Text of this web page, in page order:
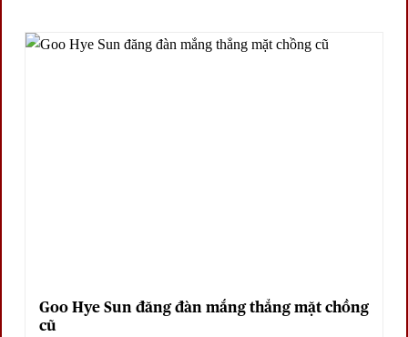
Goo Hye Sun đăng đàn mắng thẳng mặt chồng
cũ